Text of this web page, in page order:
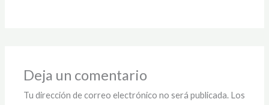
Deja un comentario
Tu dirección de correo electrónico no será publicada. Los